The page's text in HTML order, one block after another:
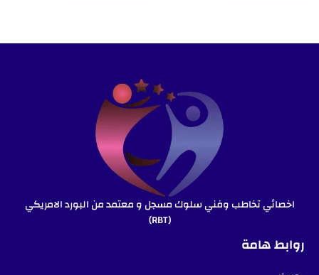
اخصائي تخاطب وفني سلوك مسجل و معتمد من البورد الامريكي
(RBT)
روابط هامة